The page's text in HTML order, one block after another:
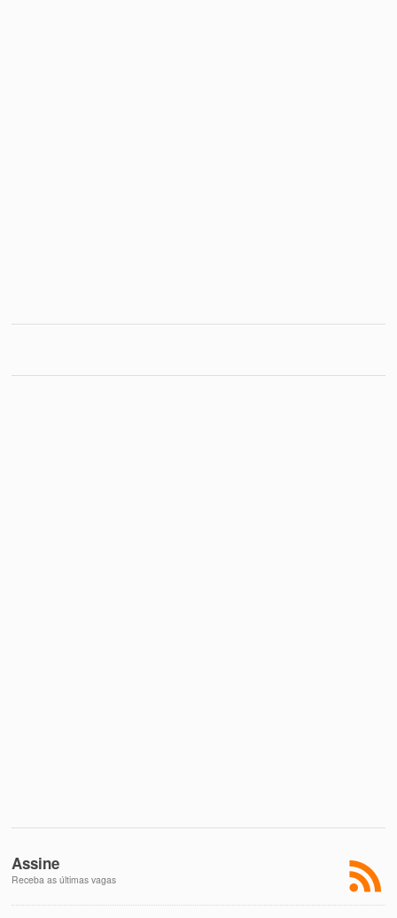
Assine
Receba as últimas vagas